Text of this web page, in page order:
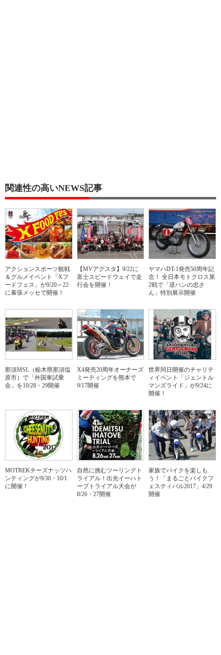
関連性の高いNEWS記事
アクションスポーツ観戦
＆グルメイベント「Xフ
ードフェス」が9/20～22
に幕張メッセで開催！
【MVアグスタ】9/22に
富士スピードウェイで走
行会を開催！
ヤマハDT-1発売50周年記
念！ 全日本モトクロス第
2戦で「逆ハンの忠さ
ん」特別展示開催
那須MSL（栃木県那須塩
原市）で「外国車試乗
会」を10/28・29開催
X4発売20周年オーナーズ
ミーティングを熊本で
9/17開催
世界同日開催のチャリテ
ィイベント「ジェントル
マンズライド」が9/24に
開催！
MOTREKチーズナッツハ
ンティングが9/30・10/1
に開催！
自然に挑むツーリングト
ライアル！出光イーハト
ーブトライアル大会が
8/26・27開催
家族でバイクを楽しも
う！「まるごとバイクフ
ェスティバル2017」4/29
開催